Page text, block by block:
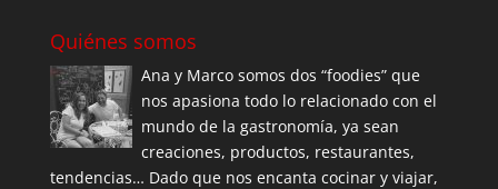
Quiénes somos
Ana y Marco somos dos “foodies” que
nos apasiona todo lo relacionado con el
mundo de la gastronomía, ya sean
creaciones, productos, restaurantes,
tendencias… Dado que nos encanta cocinar y viajar,